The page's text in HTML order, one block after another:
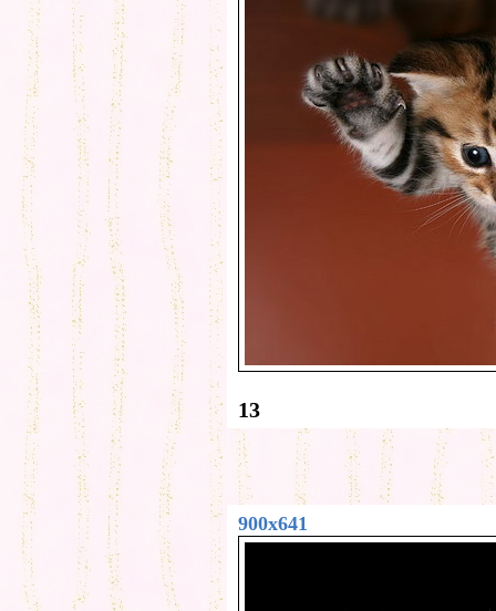
13
900x641